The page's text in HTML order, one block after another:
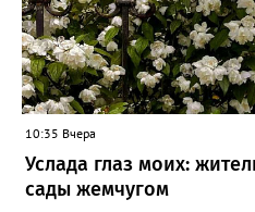
10:35 Вчера
Услада глаз моих:
сады жемчугом